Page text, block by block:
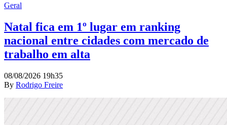
Geral
Natal fica em 1º lugar em ranking
nacional entre cidades com mercado de
trabalho em alta
08/08/2026 19h35
By Rodrigo Freire